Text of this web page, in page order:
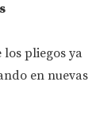
pliegos ya
en nuevas